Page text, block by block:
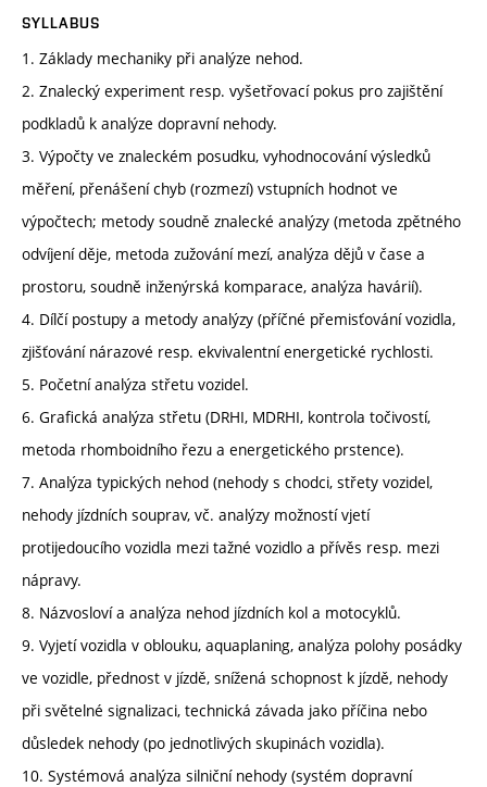
SYLLABUS
1. Základy mechaniky při analýze nehod.
2. Znalecký experiment resp. vyšetřovací pokus pro zajištění
podkladů k analýze dopravní nehody.
3. Výpočty ve znaleckém posudku, vyhodnocování výsledků
měření, přenášení chyb (rozmezí) vstupních hodnot ve
výpočtech; metody soudně znalecké analýzy (metoda zpětného
odvíjení děje, metoda zužování mezí, analýza dějů v čase a
prostoru, soudně inženýrská komparace, analýza havárií).
4. Dílčí postupy a metody analýzy (příčné přemisťování vozidla,
zjišťování nárazové resp. ekvivalentní energetické rychlosti.
5. Početní analýza střetu vozidel.
6. Grafická analýza střetu (DRHI, MDRHI, kontrola točivostí,
metoda rhomboidního řezu a energetického prstence).
7. Analýza typických nehod (nehody s chodci, střety vozidel,
nehody jízdních souprav, vč. analýzy možností vjetí
protijedoucího vozidla mezi tažné vozidlo a přívěs resp. mezi
nápravy.
8. Názvosloví a analýza nehod jízdních kol a motocyklů.
9. Vyjetí vozidla v oblouku, aquaplaning, analýza polohy posádky
ve vozidle, přednost v jízdě, snížená schopnost k jízdě, nehody
při světelné signalizaci, technická závada jako příčina nebo
důsledek nehody (po jednotlivých skupinách vozidla).
10. Systémová analýza silniční nehody (systém dopravní